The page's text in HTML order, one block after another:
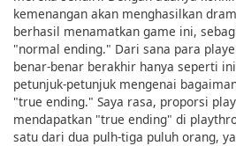
kemenangan akan menghasilkan
berhasil menamatkan game ini,
"normal ending." Dari sana para
benar-benar berakhir hanya seperti
petunjuk-petunjuk mengenai
"true ending." Saya rasa, proporsi
mendapatkan "true ending" di
satu dari dua pulh-tiga puluh orang,